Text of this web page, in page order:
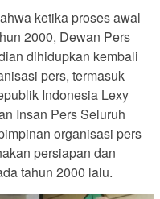
ketika proses awal
2000, Dewan Pers
dihidupkan kembali
pers, termasuk
Indonesia Lexy
Insan Pers Seluruh
organisasi pers
persiapan dan
tahun 2000 lalu.